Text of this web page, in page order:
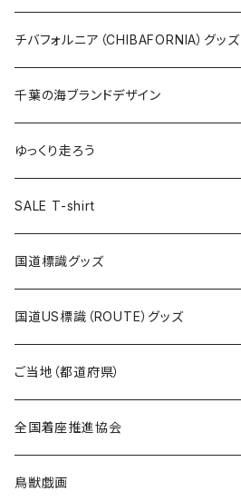
Tシャツ
キャップ
トートバッグ
ランチバッグ
エコバッグ
缶バッジ
キーホルダー
クリアファイル
ステッカー
缶バッジ
キーホルダー
クリアファイル
ステッカー大
缶バッジ32mm
缶バッジ54mm
エコバッグ
JAGUARさんコラボグッズ
Tシャツ
ステッカー
サコッシュ
ホテルキーホルダー
モーテルキーホルダー
トートバッグ
ステッカー
缶バッジ
クリアファイル
マスク
エコバッグ
千葉ロッテマリーンズコラボ
Tシャツ
キャップ
エコバッグ
ステッカー
モーテルキーホルダー
ホテルキーホルダー
トートバッグ
チバフォルニア（CHIBAFORNIA）グッズ
Tシャツ
キャップ
ステッカー
ホテルキーホルダー
千葉の海ブランドデザイン
Tシャツ
キャップ
ステッカー
ゆっくり走ろう
Tシャツ
ステッカー
ホテルキーホルダー
SALE T-shirt
国道標識グッズ
ステッカー
国道0～99号線
国道100～199号線
Tシャツ
キャップ
国道US標識（ROUTE）グッズ
ステッカー
ROUTE 0～99号線
ROUTE100～199号線
Tシャツ
ROUTE 0～99号線
キャップ
ご当地（都道府県）
北海道
青森県
全国着座推進協会
ステッカー
鳥獣戯画